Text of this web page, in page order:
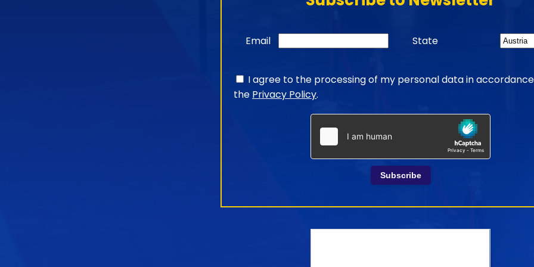
Email State
I agree to the processing of my personal data in
the Privacy Policy.
Subscribe